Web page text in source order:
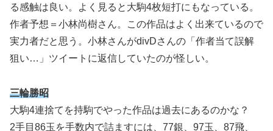
る感触は良い。よく見ると大駒4枚短打にもなっている。
作者予想＝小林尚樹さん。この作品はよく出来ているので
実力者だと思う。小林さんがdivDさんの「作者当て誤解
狙い…」ツイートに返信していたのが怪しい。
三輪勝昭
大駒4連捨てを持駒でやった作品は過去にあるのかな？
2手目86玉を手数内で詰ますには、77銀、97玉、87飛、